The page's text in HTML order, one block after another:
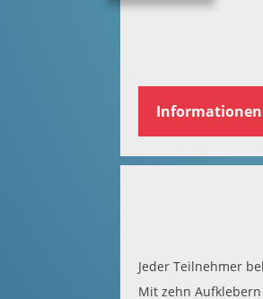
Jeder Teilnehmer
Mit zehn